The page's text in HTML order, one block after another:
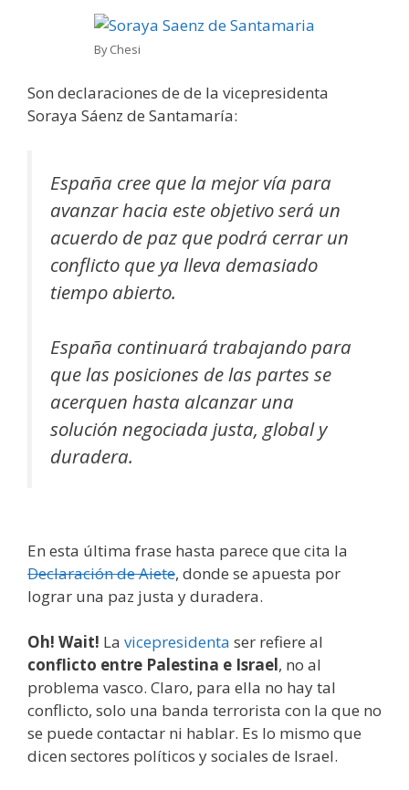
By Chesi
Son declaraciones de de la vicepresidenta
Soraya Sáenz de Santamaría:
España cree que la mejor vía para
avanzar hacia este objetivo será un
acuerdo de paz que podrá cerrar un
conflicto que ya lleva demasiado
tiempo abierto.
España continuará trabajando para
que las posiciones de las partes se
acerquen hasta alcanzar una
solución negociada justa, global y
duradera.
En esta última frase hasta parece que cita la
Declaración de Aiete, donde se apuesta por
lograr una paz justa y duradera.
Oh! Wait! La vicepresidenta ser refiere al
conflicto entre Palestina e Israel, no al
problema vasco. Claro, para ella no hay tal
conflicto, solo una banda terrorista con la que no
se puede contactar ni hablar. Es lo mismo que
dicen sectores políticos y sociales de Israel.